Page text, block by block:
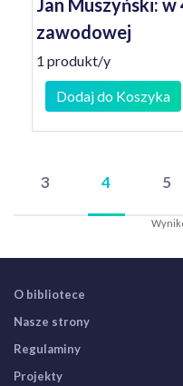
Jan Muszyński:
zawodowej
1 produkt/y
Dodaj do Koszyka
3 4 5
O bibliotece
Nasze strony
Regulaminy
Projekty